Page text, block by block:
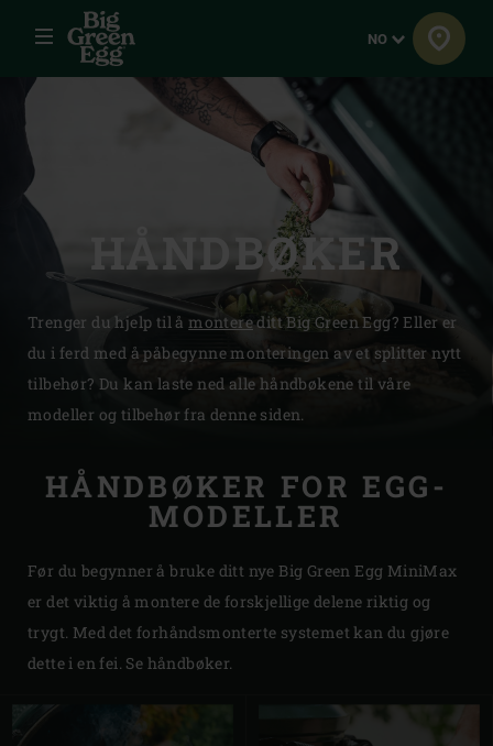
Meny Språk
NO
HÅNDBØKER
Trenger du hjelp til åmontereditt Big Green Egg? Eller er
du i ferd med å påbegynne monteringen av et splitter nytt
tilbehør? Du kan laste ned alle håndbøkene til våre
modeller og tilbehør fra denne siden.
HÅNDBØKER FOR EGG-
MODELLER
Før du begynner å bruke ditt nye Big Green Egg MiniMax
er det viktig å montere de forskjellige delene riktig og
trygt. Med det forhåndsmonterte systemet kan du gjøre
dette i en fei. Se håndbøker.